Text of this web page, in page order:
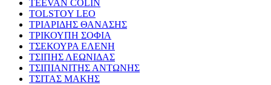
TEEVAN COLIN
TOLSTOY LEO
ΤΡΙΑΡΙΔΗΣ ΘΑΝΑΣΗΣ
ΤΡΙΚΟΥΠΗ ΣΟΦΙΑ
ΤΣΕΚΟΥΡΑ ΕΛΕΝΗ
ΤΣΙΠΗΣ ΛΕΩΝΙΔΑΣ
ΤΣΙΠΙΑΝΙΤΗΣ ΑΝΤΩΝΗΣ
ΤΣΙΤΑΣ ΜΑΚΗΣ